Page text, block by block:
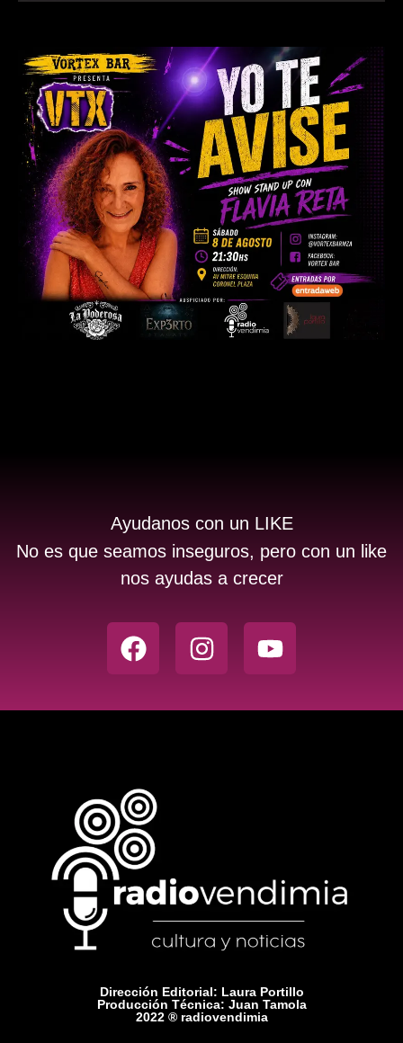
Ayudanos con un LIKE
No es que seamos inseguros, pero con un like
nos ayudas a crecer
Dirección Editorial: Laura Portillo
Producción Técnica: Juan Tamola
2022 ® radiovendimia